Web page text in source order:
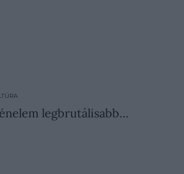
legbrutálisabb…